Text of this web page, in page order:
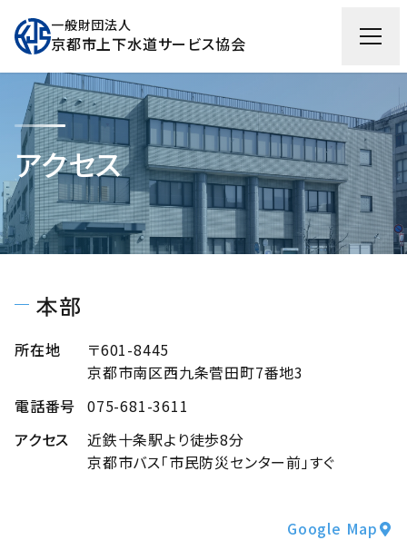
一般財団法人
京都市上下水道サービス協会
アクセス
本部
所在地
〒601-8445
京都市南区西九条菅田町7番地3
電話番号 075-681-3611
アクセス
近鉄十条駅より徒歩8分
京都市バス「市民防災センター前」すぐ
Google Map
トップページ
業務内容
業務内容TOP
水道メーター取替
水道施設調査
下水道接続・排水設備
水道料金などに関すること
財団紹介
財団概要
組織図
沿革
財務情報
重要な取組TOP
京都市との防災協定、緊急時の対応
環境宣言（KES）
採用情報
採用情報TOP
働く環境
職員インタビュー
京都市上下水道サービス協会とは
アクセス
お知らせ